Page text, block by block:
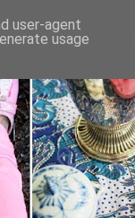
user-agent
usage